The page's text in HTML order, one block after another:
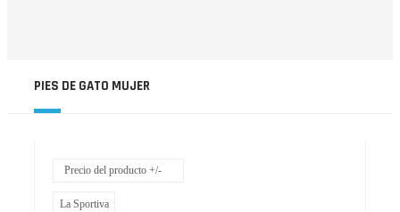
PIES DE GATO MUJER
Precio del producto +/-
La Sportiva